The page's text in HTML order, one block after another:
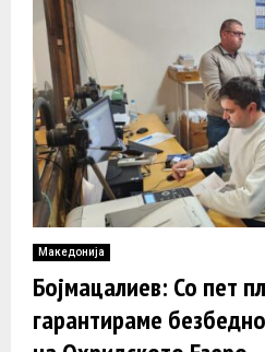
Македонија
Бојмацалиев: Со пет
гарантираме